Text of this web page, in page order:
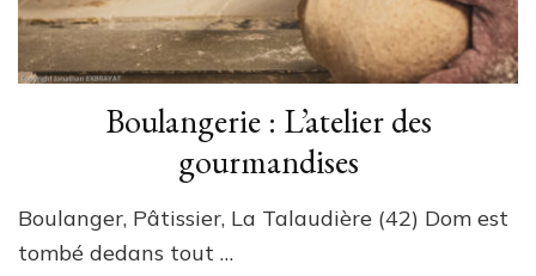
Boulangerie : L’atelier des
gourmandises
Boulanger, Pâtissier, La Talaudière (42) Dom est
tombé dedans tout …